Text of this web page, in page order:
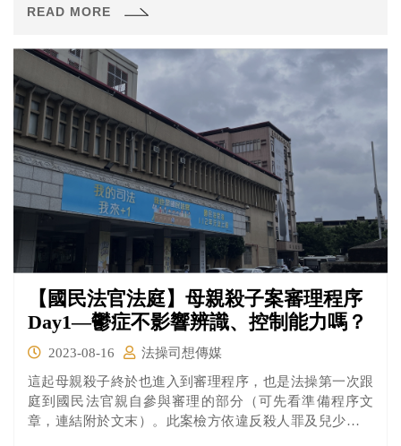
的理由作為反擊。
READ MORE
【國民法官法庭】母親殺子案審理程序
Day1—鬱症不影響辨識、控制能力嗎？
2023-08-16
法操司想傳媒
這起母親殺子終於也進入到審理程序，也是法操第一次跟
庭到國民法官親自參與審理的部分（可先看準備程序文
章，連結附於文末）。此案檢方依違反殺人罪及兒少權益